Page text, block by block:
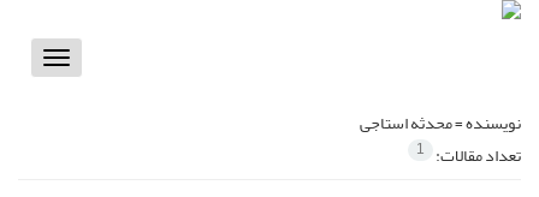
Toggle
نویسنده =محدثه استاجی
تعداد مقالات: 1